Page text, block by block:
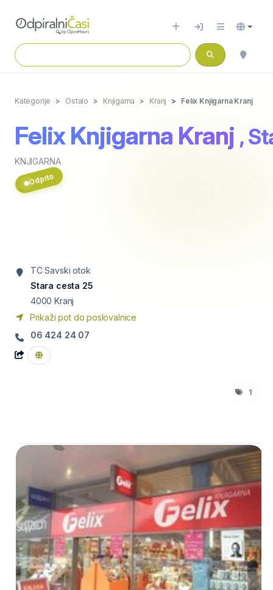
Kategorije Ostalo Knjigarna Kranj Felix Knjigarna Kranj
Felix Knjigarna Kranj ,
KNJIGARNA
Odprto
TC Savski otok
Stara cesta 25
4000 Kranj
Prikaži pot do poslovalnice
06 424 24 07
1